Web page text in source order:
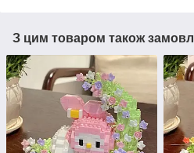
З цим товаром також